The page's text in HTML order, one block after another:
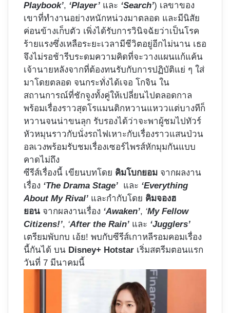
Playbook’, ‘Player’ และ ‘Search’) เลขาของ
เขาที่ทำงานอย่างหนักหน่วงมาตลอด และมีนิสัย
ค่อนข้างเก็บตัว เพิ่งได้รับการวินิจฉัยว่าเป็นโรค
ร้ายแรงซึ่งเหลือระยะเวลามีชีวิตอยู่อีกไม่นาน เธอ
จึงไม่รอช้ารีบระดมความคิดที่จะวางแผนแก้แค้น
เจ้านายหลังจากที่ต้องทนรับกับการปฏิบัติแย่ ๆ ใส่
มาโดยตลอด จนกระทั่งได้เจอ โกจิน ใน
สถานการณ์ที่ชักจูงทั้งคู่ให้เปลี่ยนไปตลอดกาล
พร้อมเรื่องราวสุดโรแมนติกหวานแหววแต่บางทีก็
หวานจนน่าขนลุก รับรองได้ว่าจะพาผู้ชมไปทัวร์
หัวหมุนราวกับนั่งรถไฟเหาะกับเรื่องราวแสนป่วน
อลเวงพร้อมรับชมเรื่องเซอร์ไพรส์หักมุมกันแบบ
คาดไม่ถึง
ซีรีส์เรื่องนี้ เขียนบทโดย คิมโบกยอม จากผลงาน
เรื่อง ‘The Drama Stage’ และ ‘Everything
About My Rival’ และกำกับโดย คิมจองฮ
ยอน จากผลงานเรื่อง ‘Awaken’, ‘My Fellow
Citizens!’, ‘After the Rain’ และ ‘Jugglers’
เตรียมพับกบ เอ้ย! พบกับซีรีส์เกาหลีรอมคอมเรื่อง
นี้กันได้ บน Disney+ Hotstar เริ่มสตรีมตอนแรก
วันที่ 7 มีนาคมนี้